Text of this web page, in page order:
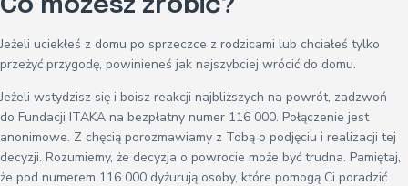
Co możesz zrobić?
Jeżeli uciekłeś z domu po sprzeczce z rodzicami lub chciałeś tylko
przeżyć przygodę, powinieneś jak najszybciej wrócić do domu.
Jeżeli wstydzisz się i boisz reakcji najbliższych na powrót, zadzwoń
do Fundacji ITAKA na bezpłatny numer 116 000. Połączenie jest
anonimowe. Z chęcią porozmawiamy z Tobą o podjęciu i realizacji tej
decyzji. Rozumiemy, że decyzja o powrocie może być trudna. Pamiętaj,
że pod numerem 116 000 dyżurują osoby, które pomogą Ci poradzić